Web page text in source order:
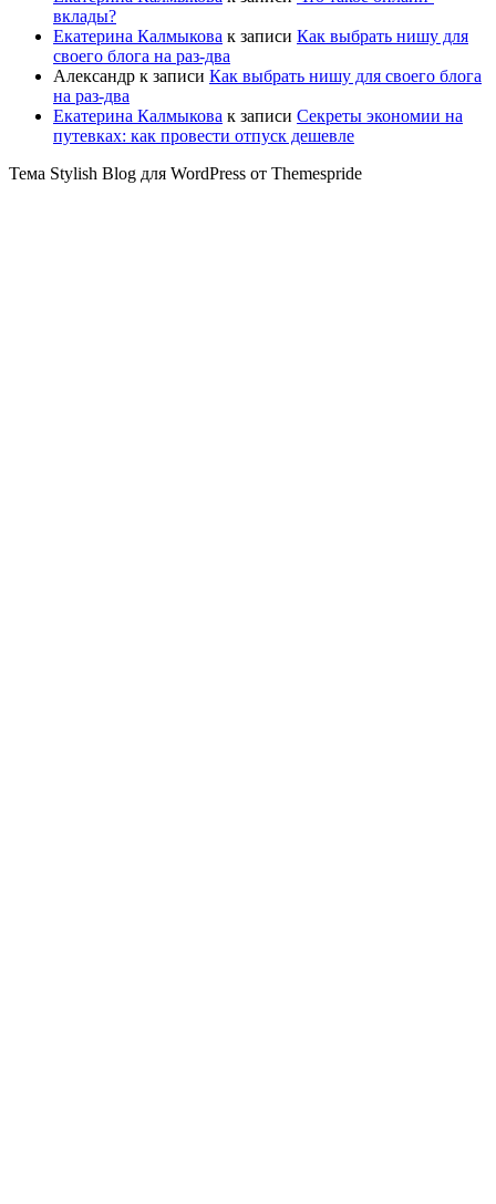
вклады?
Екатерина Калмыкова к записи Как выбрать нишу для
своего блога на раз-два
Александр к записи Как выбрать нишу для своего блога
на раз-два
Екатерина Калмыкова к записи Секреты экономии на
путевках: как провести отпуск дешевле
Тема Stylish Blog для WordPress от Themespride